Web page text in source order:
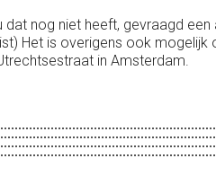
dat nog niet heeft, gevraagd
Het is overigens ook mogelijk
in Amsterdam.